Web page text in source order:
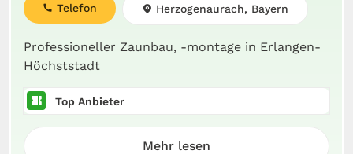
Professioneller Zaunbau, -montage in Erlangen-
Höchststadt
Telefon Herzogenaurach, Bayern
Top Anbieter
Mehr lesen